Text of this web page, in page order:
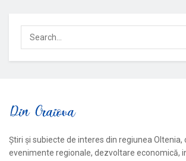
Știri și subiecte de interes din regiunea Oltenia,
evenimente regionale, dezvoltare economică,